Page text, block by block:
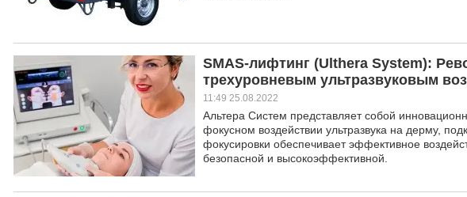
SMAS-лифтинг (Ulthera System):
трехуровневым ультразвуковым
11:49 25.08.2022
Альтера Систем представляет собой
фокусном воздействии ультразвука на дерму,
фокусировки обеспечивает эффективное
безопасной и высокоэффективной.